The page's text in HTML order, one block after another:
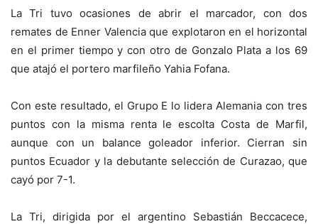
La Tri tuvo ocasiones de abrir el marcador, con dos
remates de Enner Valencia que explotaron en el horizontal
en el primer tiempo y con otro de Gonzalo Plata a los 69
que atajó el portero marfileño Yahia Fofana.
Con este resultado, el Grupo E lo lidera Alemania con tres
puntos con la misma renta le escolta Costa de Marfil,
aunque con un balance goleador inferior. Cierran sin
puntos Ecuador y la debutante selección de Curazao, que
cayó por 7-1.
La Tri, dirigida por el argentino Sebastián Beccacece,